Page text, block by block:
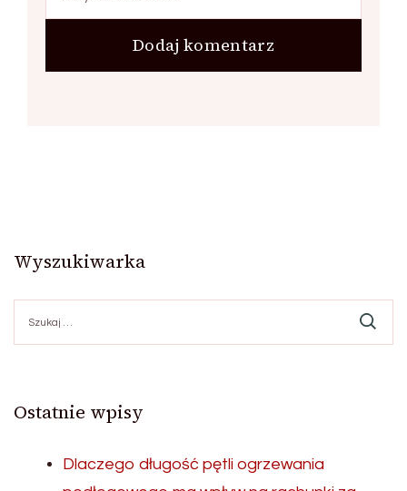
Wyszukiwarka
Ostatnie wpisy
Dlaczego długość pętli ogrzewania